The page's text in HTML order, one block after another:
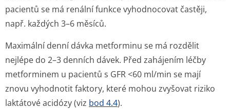
pacientů se má renální funkce vyhodnocovat častěji,
např. každých 3–6 měsíců.
Maximální denní dávka metforminu se má rozdělit
nejlépe do 2–3 denních dávek. Před zahájením léčby
metforminem u pacientů s GFR <60 ml/min se mají
znovu vyhodnotit faktory, které mohou zvyšovat riziko
laktátové acidózy (viz bod 4.4).